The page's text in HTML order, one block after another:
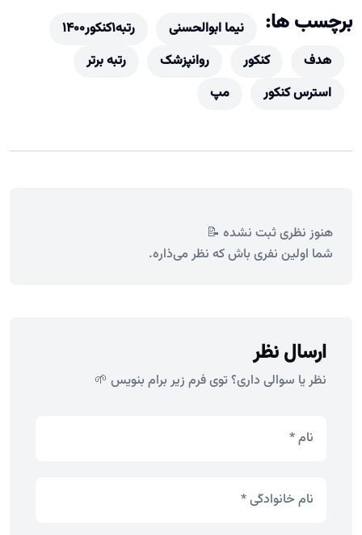
برچسب ها: نیما ابوالحسنی
رتبه1کنکور1400
هدف
کنکور روانپزشک
رتبه برتر
استرس کنکور
مپ
هنوز نظری ثبت نشده 📝
شما اولین نفری باش که نظر می‌ذاره.
ارسال نظر
نظر یا سوالی داری؟ توی فرم زیر برام بنویس 🌱